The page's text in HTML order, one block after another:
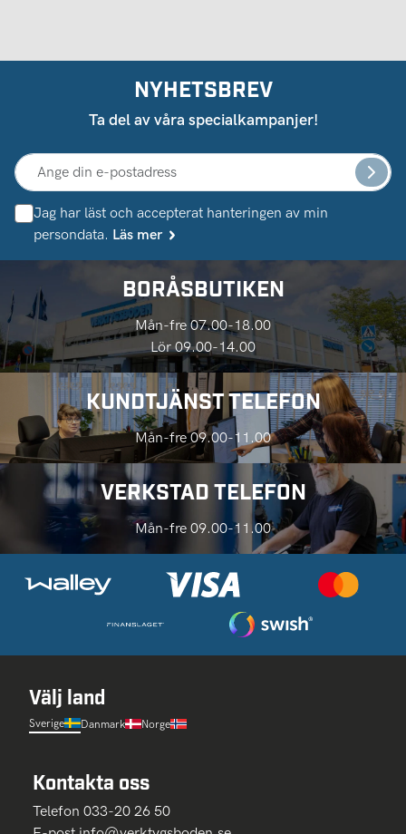
NYHETSBREV
Ta del av våra specialkampanjer!
Jag har läst och accepterat hanteringen av min
persondata. Läs mer
BORÅSBUTIKEN
Mån-fre 07.00-18.00
Lör 09.00-14.00
KUNDTJÄNST TELEFON
Mån-fre 09.00-11.00
VERKSTAD TELEFON
Mån-fre 09.00-11.00
Välj land
Sverige Danmark Norge
Kontakta oss
Telefon 033-20 26 50